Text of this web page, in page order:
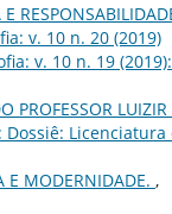
v. 10 n. 20 (2019)
v. 10 n. 19 (2019):
PROFESSOR LUIZIR
Dossiê: Licenciatura
E MODERNIDADE. ,